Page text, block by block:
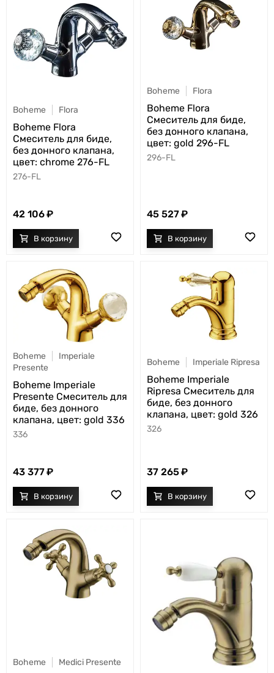
Boheme Flora
Boheme Flora
Смеситель для биде,
без донного клапана,
цвет: chrome 276-FL
276-FL
42 106
Boheme Flora
Boheme Flora
Смеситель для биде,
без донного клапана,
цвет: gold 296-FL
296-FL
45 527
Boheme
Imperiale
Presente
Boheme Imperiale
Presente Смеситель для
биде, без донного
клапана, цвет: gold 336
336
43 377
Boheme Imperiale Ripresa
Boheme Imperiale
Ripresa Смеситель для
биде, без донного
клапана, цвет: gold 326
326
37 265
Boheme Medici Presente